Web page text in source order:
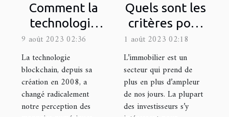
Comment la
technologie
blockchain
change le
monde de la
finance
9 août 2023 02:36
La technologie
blockchain, depuis sa
création en 2008, a
changé radicalement
notre perception des
Quels sont les
critères pour
être éligible à
la Loi Pinel
dans le
département
de la Gironde
1 août 2023 02:18
L’immobilier est un
secteur qui prend de
plus en plus d’ampleur
de nos jours. La plupart
des investisseurs s’y